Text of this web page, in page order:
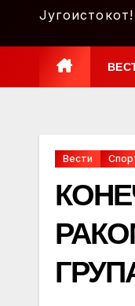
Југоистокот!
Вести